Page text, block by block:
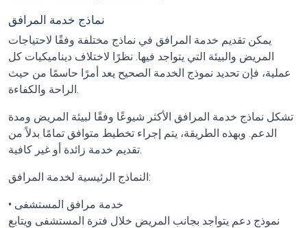
نماذج خدمة المرافق
يمكن تقديم خدمة المرافق في نماذج مختلفة وفقًا لاحتياجات
المريض والبيئة التي يتواجد فيها. نظرًا لاختلاف ديناميكيات كل
عملية، فإن تحديد نموذج الخدمة الصحيح يعد أمرًا حاسمًا من حيث
الراحة والكفاءة.
تشكل نماذج خدمة المرافق الأكثر شيوعًا وفقًا لبيئة المريض ومدة
الدعم. وبهذه الطريقة، يتم إجراء تخطيط متوافق تمامًا بدلاً من
تقديم خدمة زائدة أو غير كافية.
النماذج الرئيسية لخدمة المرافق:
• خدمة مرافق المستشفى
نموذج دعم يتواجد بجانب المريض خلال فترة المستشفى ويتابع